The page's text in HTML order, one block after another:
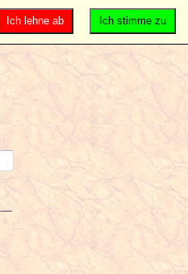
Ich stimme zu
Ich lehne ab